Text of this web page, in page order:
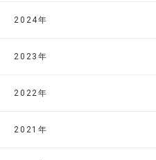
2024年
2023年
2022年
2021年